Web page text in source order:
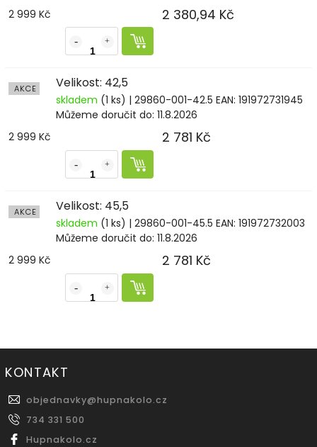
2 999 Kč
2 380,94 Kč
AKCE Velikost: 42,5
skladem (1 ks) | 29860-001-42.5 EAN: 191972731945
Můžeme doručit do: 11.8.2026
2 999 Kč
2 781 Kč
AKCE Velikost: 45,5
skladem (1 ks) | 29860-001-45.5 EAN: 191972732003
Můžeme doručit do: 11.8.2026
2 999 Kč
2 781 Kč
KONTAKT
objednavky@hupnakolo.cz
734 331 500
Hupnakolo.cz